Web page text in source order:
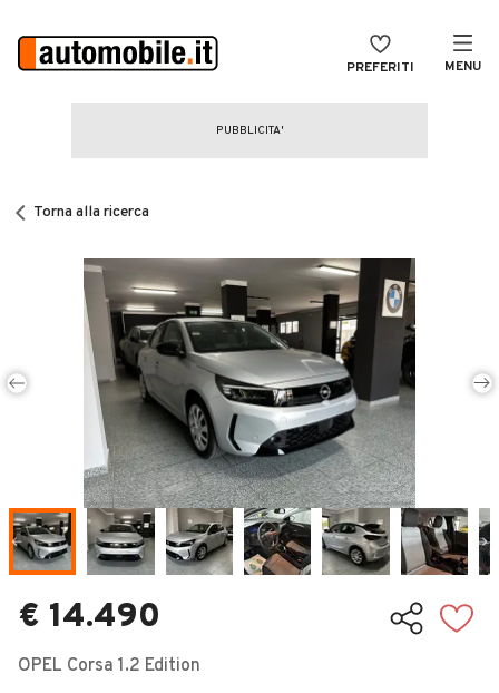
PREFERITI MENU
CERCA
Auto Nuove
Noleggio a lungo termine
Auto d'epoca
Camper
Veicoli Commerciali
Concessionari
Torna alla ricerca
€ 14.490
OPEL Corsa 1.2 Edition